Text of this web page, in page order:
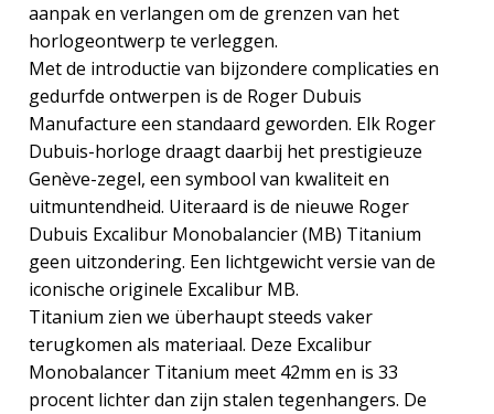
aanpak en verlangen om de grenzen van het
horlogeontwerp te verleggen.
Met de introductie van bijzondere complicaties en
gedurfde ontwerpen is de Roger Dubuis
Manufacture een standaard geworden. Elk Roger
Dubuis-horloge draagt ​​daarbij het prestigieuze
Genève-zegel, een symbool van kwaliteit en
uitmuntendheid. Uiteraard is de nieuwe Roger
Dubuis Excalibur Monobalancier (MB) Titanium
geen uitzondering. Een lichtgewicht versie van de
iconische originele Excalibur MB.
Titanium zien we überhaupt steeds vaker
terugkomen als materiaal. Deze Excalibur
Monobalancer Titanium meet 42mm en is 33
procent lichter dan zijn stalen tegenhangers. De